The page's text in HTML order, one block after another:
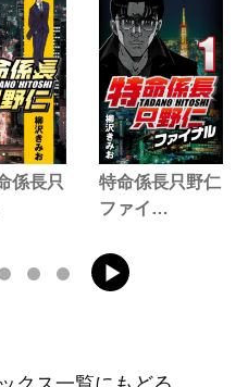
係長只
特命係長只野仁
ファイ…